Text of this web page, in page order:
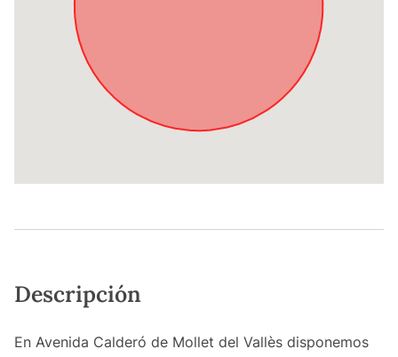
Descripción
En Avenida Calderó de Mollet del Vallès disponemos